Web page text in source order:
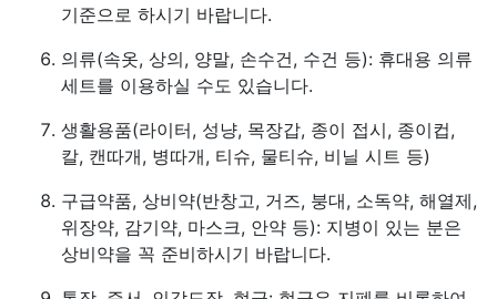
기준으로 하시기 바랍니다.
의류(속옷, 상의, 양말, 손수건, 수건 등): 휴대용 의류
세트를 이용하실 수도 있습니다.
생활용품(라이터, 성냥, 목장갑, 종이 접시, 종이컵,
칼, 캔따개, 병따개, 티슈, 물티슈, 비닐 시트 등)
구급약품, 상비약(반창고, 거즈, 붕대, 소독약, 해열제,
위장약, 감기약, 마스크, 안약 등): 지병이 있는 분은
상비약을 꼭 준비하시기 바랍니다.